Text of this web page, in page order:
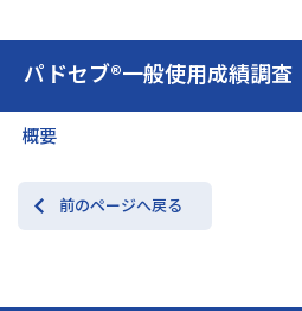
パドセブ®一般使用成績調査
概要
前のページへ戻る